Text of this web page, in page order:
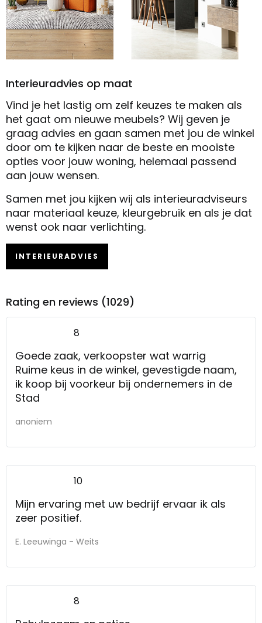
Interieuradvies op maat
Vind je het lastig om zelf keuzes te maken als
het gaat om nieuwe meubels? Wij geven je
graag advies en gaan samen met jou de winkel
door om te kijken naar de beste en mooiste
opties voor jouw woning, helemaal passend
aan jouw wensen.
Samen met jou kijken wij als interieuradviseurs
naar materiaal keuze, kleurgebruik en als je dat
wenst ook naar verlichting.
INTERIEURADVIES
Rating en reviews (1029)
8
Goede zaak, verkoopster wat warrig
Ruime keus in de winkel, gevestigde naam,
ik koop bij voorkeur bij ondernemers in de
Stad
anoniem
10
Mijn ervaring met uw bedrijf ervaar ik als
zeer positief.
E. Leeuwinga - Weits
8